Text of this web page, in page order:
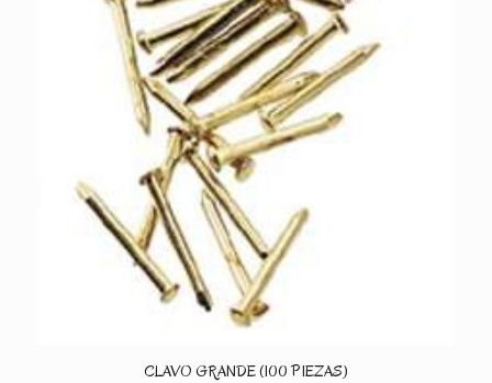
CLAVO GRANDE (100 PIEZAS)